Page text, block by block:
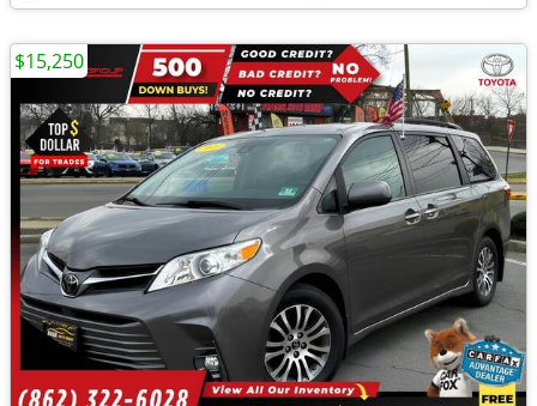
$15,250